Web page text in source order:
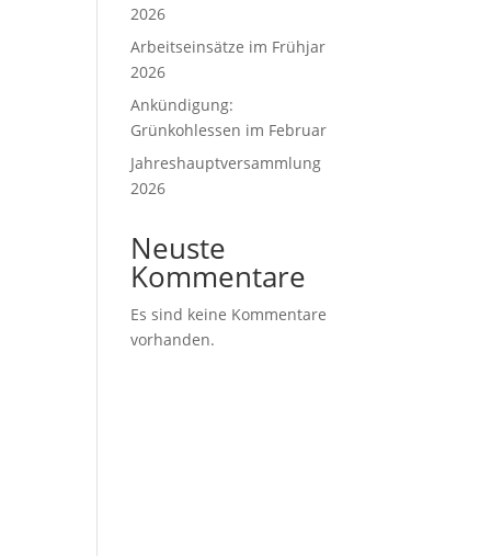
2026
Arbeitseinsätze im Frühjar
2026
Ankündigung:
Grünkohlessen im Februar
Jahreshauptversammlung
2026
Neuste
Kommentare
Es sind keine Kommentare
vorhanden.